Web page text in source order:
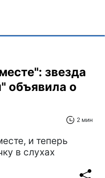
звезда
объявила о
2 мин
и теперь
в слухах